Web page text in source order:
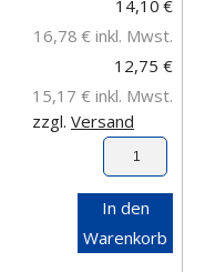
14,10 €
16,78 € inkl. Mwst.
12,75 €
15,17 € inkl. Mwst.
zzgl. Versand
In den
Warenkorb